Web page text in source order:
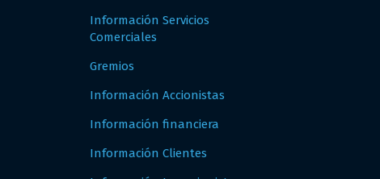
Información Servicios
Comerciales
Gremios
Información Accionistas
Información financiera
Información Clientes